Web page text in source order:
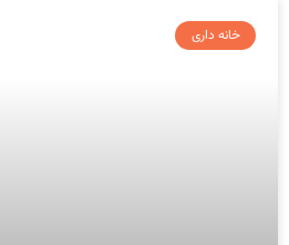
خانه داری